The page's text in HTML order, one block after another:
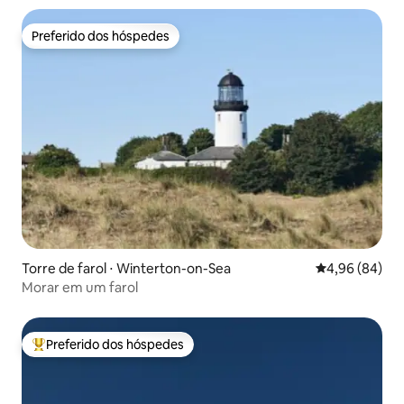
Preferido dos hóspedes
Preferido dos hóspedes
Torre de farol ⋅ Winterton-on-Sea 4,96 de uma
4,96 (84)
Morar em um farol
Entre os melhores preferidos dos hóspedes
Preferido dos hóspedes